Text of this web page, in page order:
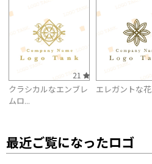
21
クラシカルなエンブレ
ムロ...
エレガントな花
最近ご覧になったロゴ